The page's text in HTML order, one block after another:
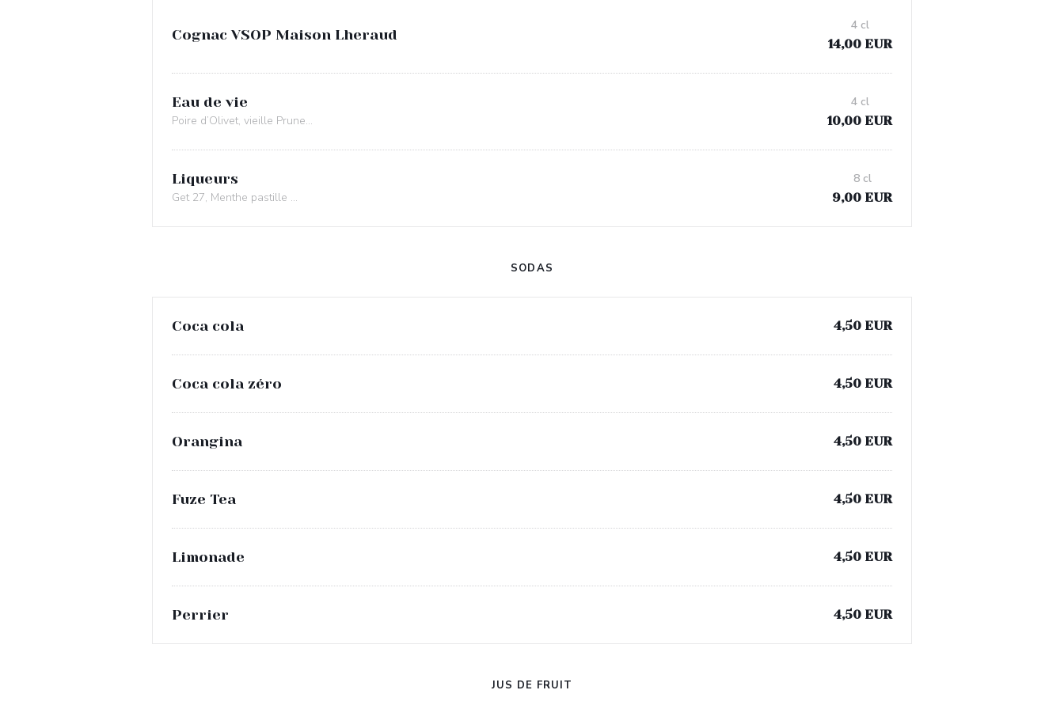
Cognac VSOP Maison Lheraud
14,00 EUR
4 cl
Eau de vie
Poire d’Olivet, vieille Prune… 10,00 EUR
4 cl
Liqueurs
Get 27, Menthe pastille … 9,00 EUR
8 cl
SODAS
Coca cola 4,50 EUR
Coca cola zéro 4,50 EUR
Orangina 4,50 EUR
Fuze Tea 4,50 EUR
Limonade 4,50 EUR
Perrier 4,50 EUR
JUS DE FRUIT